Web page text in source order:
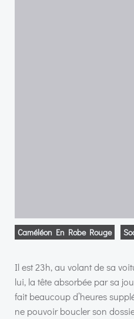
Caméléon En Robe Rouge
Il est 23h, au volant de sa
lui, la tête absorbée par sa
fait beaucoup d’heures
ne pouvoir boucler son